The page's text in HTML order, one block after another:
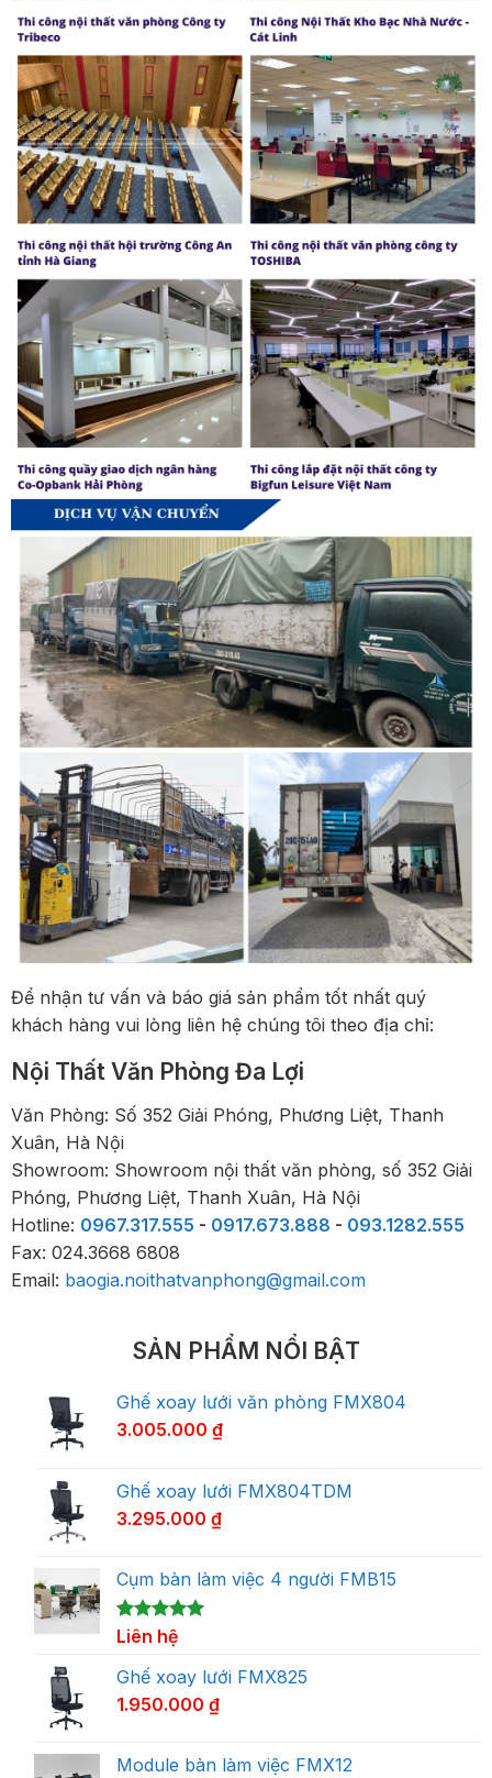
Để nhận tư vấn và báo giá sản phẩm tốt nhất quý
khách hàng vui lòng liên hệ chúng tôi theo địa chỉ:
Nội Thất Văn Phòng Đa Lợi
Văn Phòng: Số 352 Giải Phóng, Phương Liệt, Thanh
Xuân, Hà Nội
Showroom: Showroom nội thất văn phòng, số 352 Giải
Phóng, Phương Liệt, Thanh Xuân, Hà Nội
Hotline: 0967.317.555 - 0917.673.888 - 093.1282.555
Fax: 024.3668 6808
Email: baogia.noithatvanphong@gmail.com
SẢN PHẨM NỔI BẬT
Ghế xoay lưới văn phòng FMX804
3.005.000 ₫
Ghế xoay lưới FMX804TDM
3.295.000 ₫
Cụm bàn làm việc 4 người FMB15
5.00trên 5
dựa trên
1
đánh giá
Liên hệ
Ghế xoay lưới FMX825
1.950.000 ₫
Module bàn làm việc FMX12